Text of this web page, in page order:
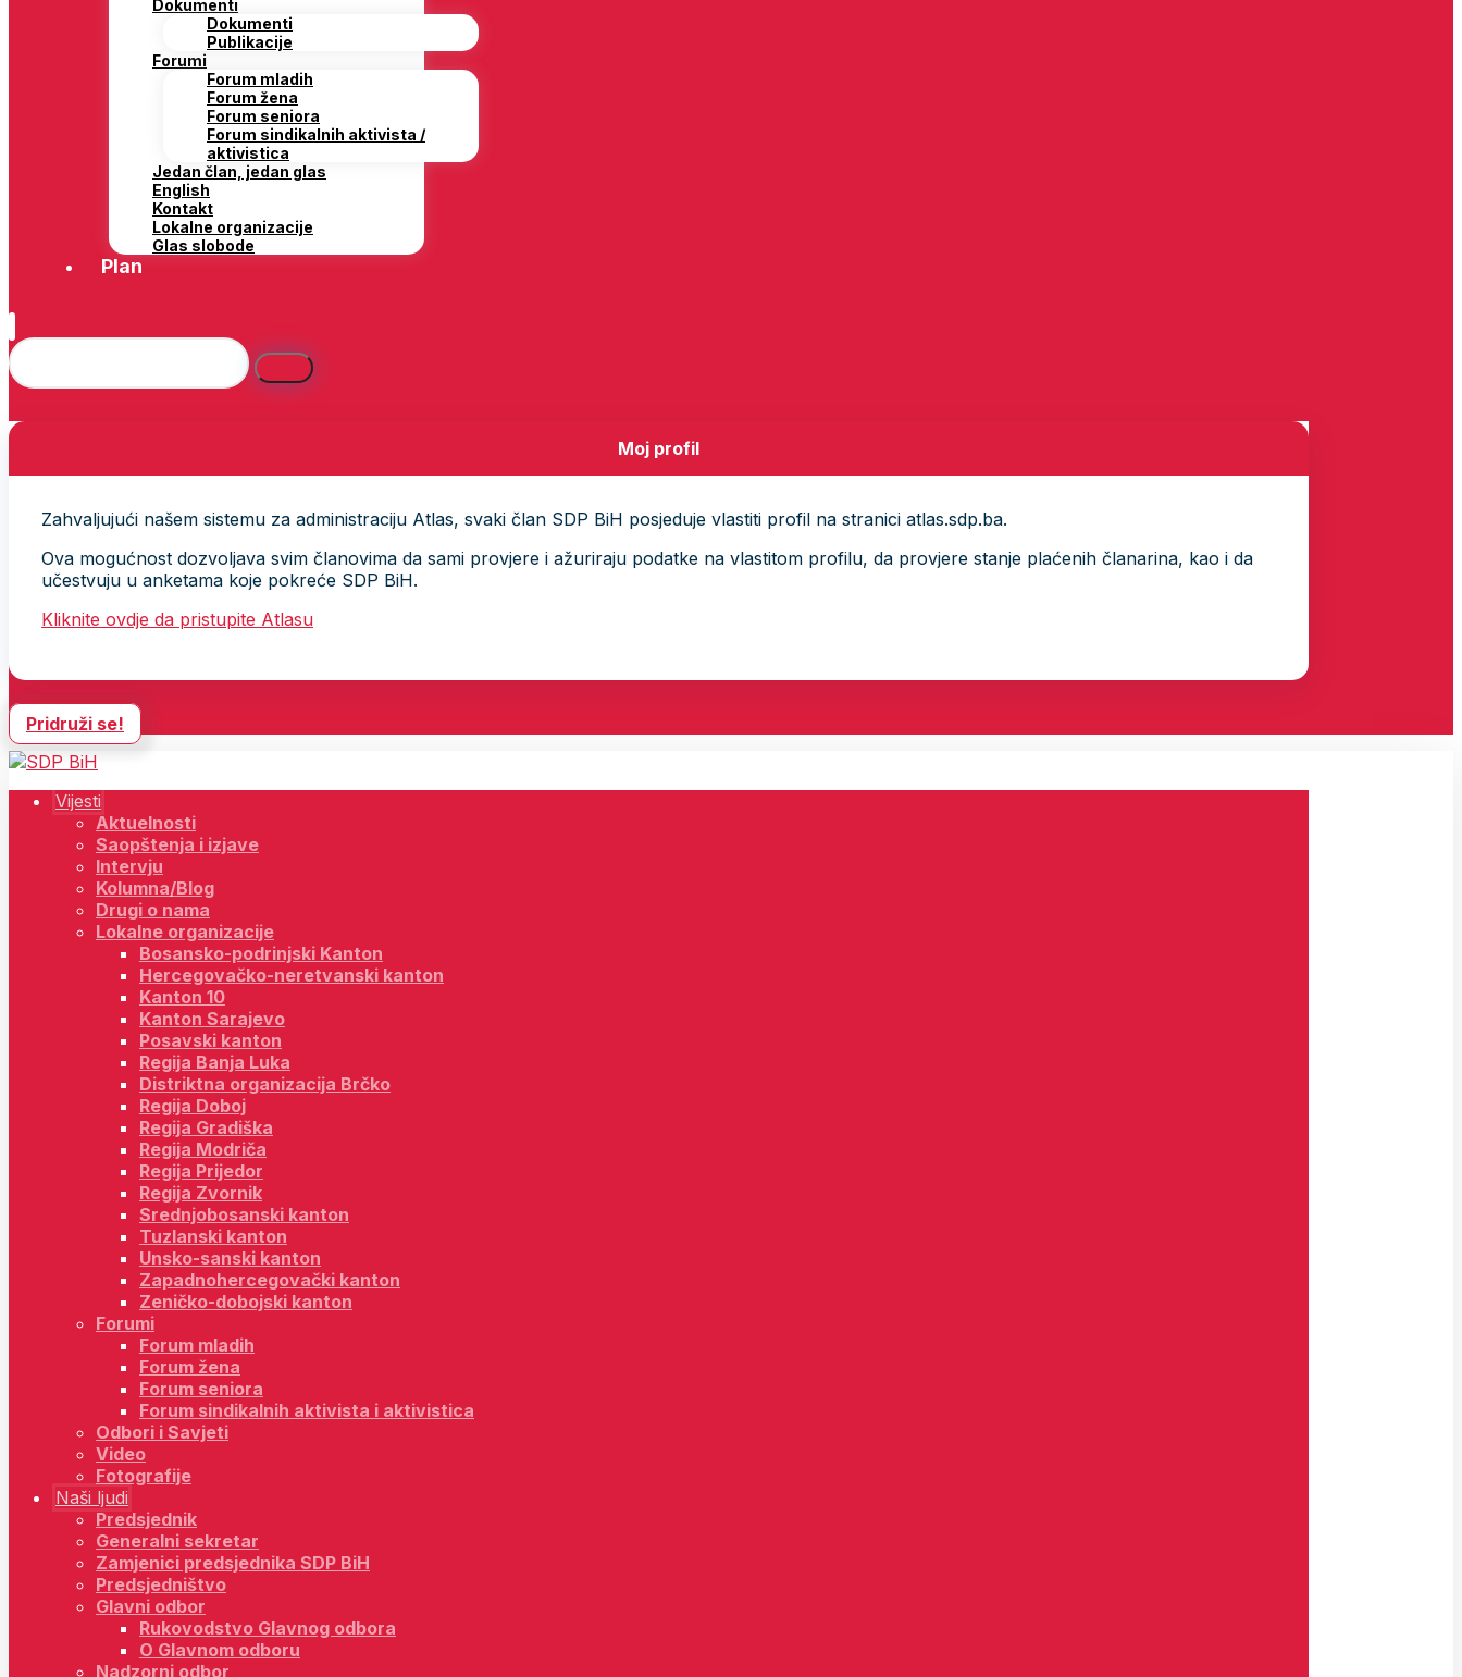
Dokumenti
Dokumenti
Publikacije
Forumi
Forum mladih
Forum žena
Forum seniora
Forum sindikalnih aktivista /
aktivistica
Jedan član, jedan glas
English
Kontakt
Lokalne organizacije
Glas slobode
Plan
Moj profil
Zahvaljujući našem sistemu za administraciju Atlas, svaki član SDP BiH posjeduje vlastiti profil na stranici atlas.sdp.ba.
Ova mogućnost dozvoljava svim članovima da sami provjere i ažuriraju podatke na vlastitom profilu, da provjere stanje plaćenih članarina, kao i da
učestvuju u anketama koje pokreće SDP BiH.
Kliknite ovdje da pristupite Atlasu
Pridruži se!
Vijesti
Aktuelnosti
Saopštenja i izjave
Intervju
Kolumna/Blog
Drugi o nama
Lokalne organizacije
Bosansko-podrinjski Kanton
Hercegovačko-neretvanski kanton
Kanton 10
Kanton Sarajevo
Posavski kanton
Regija Banja Luka
Distriktna organizacija Brčko
Regija Doboj
Regija Gradiška
Regija Modriča
Regija Prijedor
Regija Zvornik
Srednjobosanski kanton
Tuzlanski kanton
Unsko-sanski kanton
Zapadnohercegovački kanton
Zeničko-dobojski kanton
Forumi
Forum mladih
Forum žena
Forum seniora
Forum sindikalnih aktivista i aktivistica
Odbori i Savjeti
Video
Fotografije
Naši ljudi
Predsjednik
Generalni sekretar
Zamjenici predsjednika SDP BiH
Predsjedništvo
Glavni odbor
Rukovodstvo Glavnog odbora
O Glavnom odboru
Nadzorni odbor